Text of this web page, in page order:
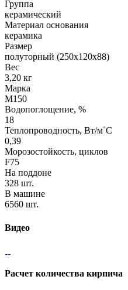
Группа
керамический
Материал основания
керамика
Размер
полуторный (250х120х88)
Вес
3,20 кг
Марка
М150
Водопоглощение, %
18
Теплопроводность, Вт/м˚С
0,39
Морозостойкость, циклов
F75
На поддоне
328 шт.
В машине
6560 шт.
Видео
Расчет количества кирпича